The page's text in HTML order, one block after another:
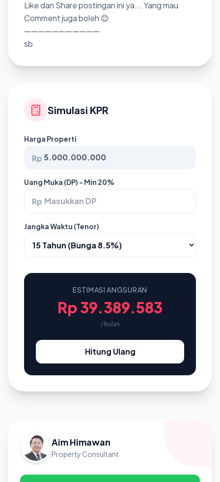
Like dan Share postingan ini ya... Yang mau
Comment juga boleh 😊
———————————
sb
Simulasi KPR
Harga Properti
Rp
Uang Muka (DP) - Min 20%
Rp
Jangka Waktu (Tenor)
ESTIMASI ANGSURAN
Rp 39.389.583
/ bulan
Hitung Ulang
Aim Himawan
Property Consultant